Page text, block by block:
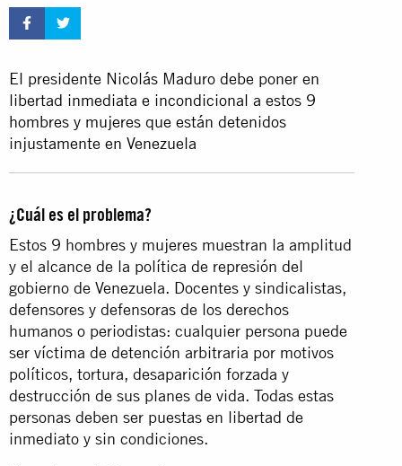
El presidente Nicolás Maduro debe poner en
libertad inmediata e incondicional a estos 9
hombres y mujeres que están detenidos
injustamente en Venezuela
¿Cuál es el problema?
Estos 9 hombres y mujeres muestran la amplitud
y el alcance de la política de represión del
gobierno de Venezuela. Docentes y sindicalistas,
defensores y defensoras de los derechos
humanos o periodistas: cualquier persona puede
ser víctima de detención arbitraria por motivos
políticos, tortura, desaparición forzada y
destrucción de sus planes de vida. Todas estas
personas deben ser puestas en libertad de
inmediato y sin condiciones.